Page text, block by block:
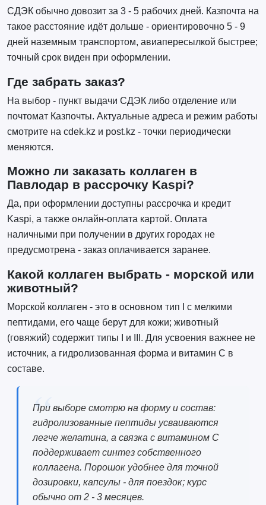
СДЭК обычно довозит за 3 - 5 рабочих дней. Казпочта на
такое расстояние идёт дольше - ориентировочно 5 - 9
дней наземным транспортом, авиапересылкой быстрее;
точный срок виден при оформлении.
Где забрать заказ?
На выбор - пункт выдачи СДЭК либо отделение или
почтомат Казпочты. Актуальные адреса и режим работы
смотрите на cdek.kz и post.kz - точки периодически
меняются.
Можно ли заказать коллаген в
Павлодар в рассрочку Kaspi?
Да, при оформлении доступны рассрочка и кредит
Kaspi, а также онлайн-оплата картой. Оплата
наличными при получении в других городах не
предусмотрена - заказ оплачивается заранее.
Какой коллаген выбрать - морской или
животный?
Морской коллаген - это в основном тип I с мелкими
пептидами, его чаще берут для кожи; животный
(говяжий) содержит типы I и III. Для усвоения важнее не
источник, а гидролизованная форма и витамин C в
составе.
При выборе смотрю на форму и состав:
гидролизованные пептиды усваиваются
легче желатина, а связка с витамином C
поддерживает синтез собственного
коллагена. Порошок удобнее для точной
дозировки, капсулы - для поездок; курс
обычно от 2 - 3 месяцев.